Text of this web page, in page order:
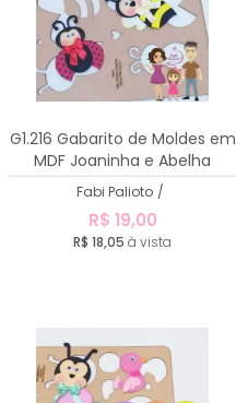
G1.216 Gabarito de Moldes em
MDF Joaninha e Abelha
Fabi Palioto /
R$ 19,00
R$ 18,05 à vista